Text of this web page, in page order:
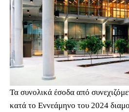
Τα συνολικά έσοδα από
κατά το Εννεάμηνο του 2024